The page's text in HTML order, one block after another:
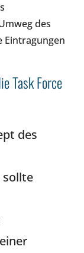
des
Eintragungen
Task Force
des
sollte